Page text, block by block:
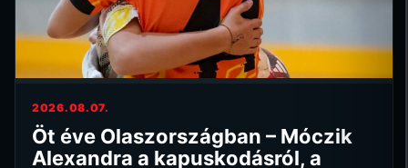
2026.08.07.
Öt éve Olaszországban – Móczik
Alexandra a kapuskodásról, a